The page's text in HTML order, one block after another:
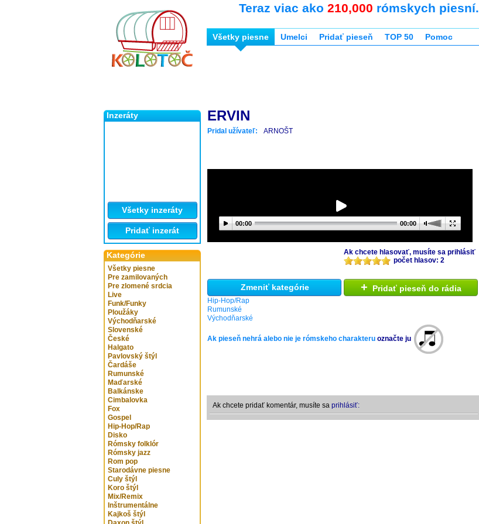
Inzeráty
Všetky inzeráty
Pridať inzerát
Kategórie
Všetky piesne
Pre zamilovaných
Pre zlomené srdcia
Live
Funk/Funky
Ploužáky
Východňarské
Slovenské
České
Halgato
Pavlovský štýl
Čardáše
Rumunské
Maďarské
Balkánske
Cimbalovka
Fox
Gospel
Hip-Hop/Rap
Disko
Rómsky folklór
Rómsky jazz
Rom pop
Starodávne piesne
Culy štýl
Koro štýl
Mix/Remix
Inštrumentálne
Kajkoš štýl
Teraz viac ako 210,000 rómskych piesní.
Všetky piesne Umelci Pridať pieseň TOP 50 Pomoc
ERVIN
Pridal užívateľ: ARNOŠT
00:00 00:00
Ak chcete hlasovať, musíte sa prihlásiť
počet hlasov: 2
Zmeniť kategórie
Hip-Hop/Rap
Rumunské
Východňarské
+ Pridať pieseň do rádia
Ak pieseň nehrá alebo nie je rómskeho charakteru označte ju
Ak chcete pridať komentár, musíte sa prihlásiť: